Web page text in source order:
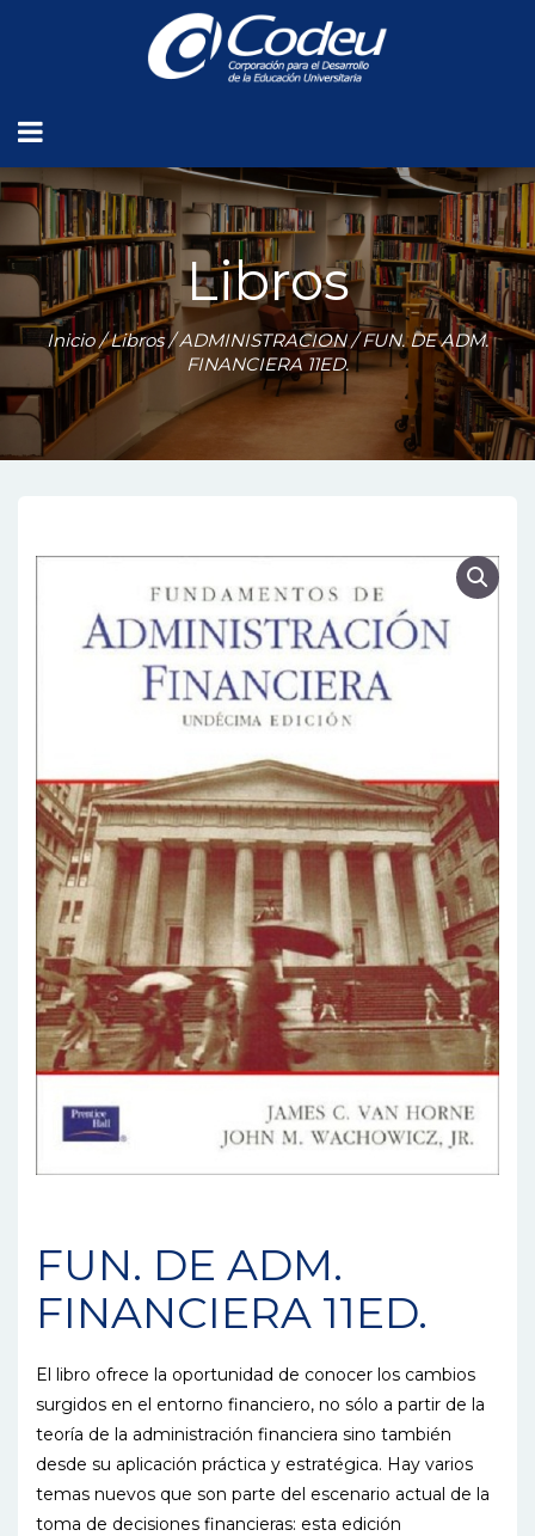
Libros
Inicio/Libros/ADMINISTRACION/ FUN. DE ADM.
FINANCIERA 11ED.
FUN. DE ADM.
FINANCIERA 11ED.
El libro ofrece la oportunidad de conocer los cambios
surgidos en el entorno financiero, no sólo a partir de la
teoría de la administración financiera sino también
desde su aplicación práctica y estratégica. Hay varios
temas nuevos que son parte del escenario actual de la
toma de decisiones financieras: esta edición